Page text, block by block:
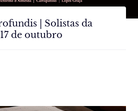
| Solistas da
de outubro